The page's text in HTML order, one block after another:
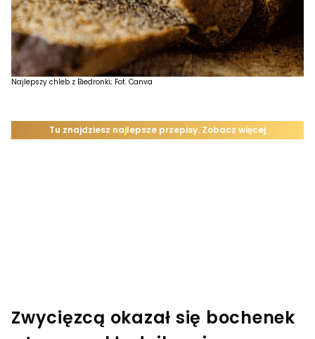
Najlepszy chleb z Biedronki; Fot. Canva
Zwycięzcą okazał się bochenek